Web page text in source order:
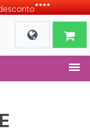
****